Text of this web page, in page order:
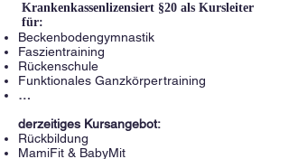
Krankenkassenlizensiert §20 als Kursleiter
für:
Beckenbodengymnastik
Faszientraining
Rückenschule
Funktionales Ganzkörpertraining
…
derzeitiges Kursangebot:
Rückbildung
MamiFit & BabyMit